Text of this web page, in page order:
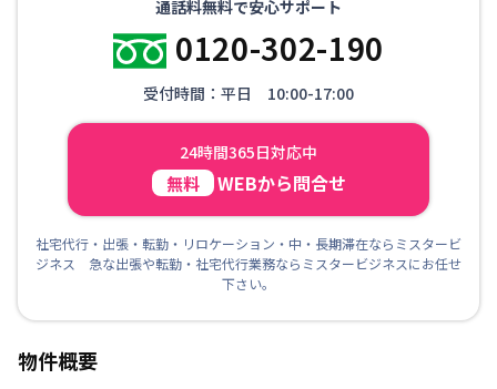
通話料無料で安心サポート
0120-302-190
受付時間：平日 10:00-17:00
24時間365日対応中
無料 WEBから問合せ
社宅代行・出張・転勤・リロケーション・中・長期滞在ならミスタービ
ジネス 急な出張や転勤・社宅代行業務ならミスタービジネスにお任せ
下さい。
物件概要